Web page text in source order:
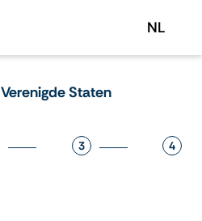
NL
Verenigde Staten
3 4